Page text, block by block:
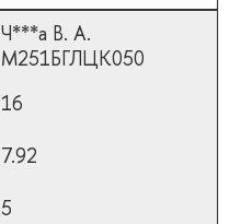
Ч***а В. А.
М251БГЛЦК050
16
7.92
5